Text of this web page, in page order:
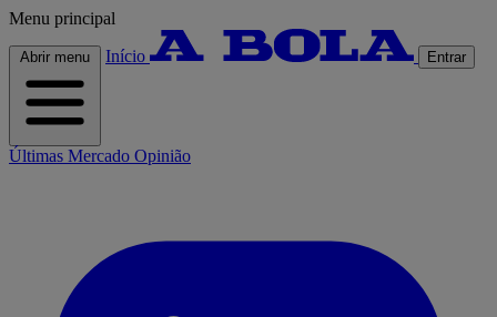
Menu principal
Abrir menu Início Entrar
Últimas Mercado Opinião